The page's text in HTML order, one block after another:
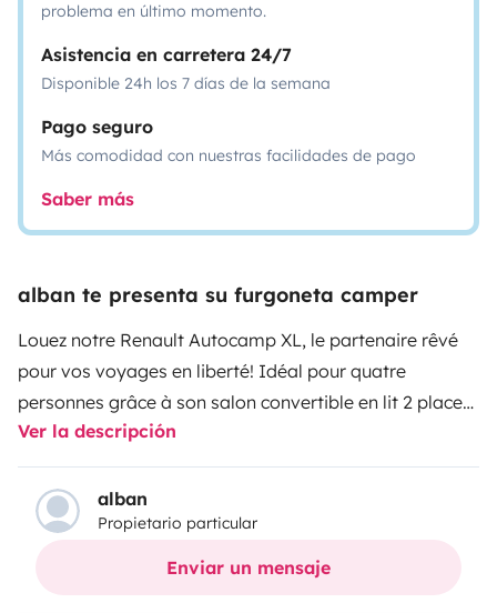
problema en último momento.
Asistencia en carretera 24/7
Disponible 24h los 7 días de la semana
Pago seguro
Más comodidad con nuestras facilidades de pago
Saber más
alban te presenta su furgoneta camper
Louez notre Renault Autocamp XL, le partenaire rêvé
pour vos voyages en liberté! Idéal pour quatre
personnes grâce à son salon convertible en lit 2 places
et du toit relevable qui en plus d'offrir un espace
confortable debout pourra également accueillir
facilement 2 adultes pour la nuit.
d'avoir un espace intérieur de toilette avec un wc
chimique et surtout une douche intérieur avec eau
Ver la descripción
alban
Propietario particular
Enviar un mensaje